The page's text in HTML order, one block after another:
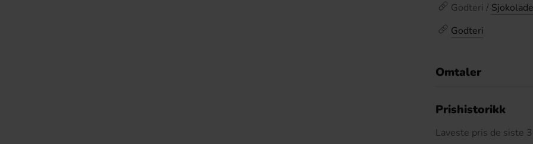
Godteri / Sjokolade
Godteri
Omtaler
Prishistorikk
Laveste pris de siste